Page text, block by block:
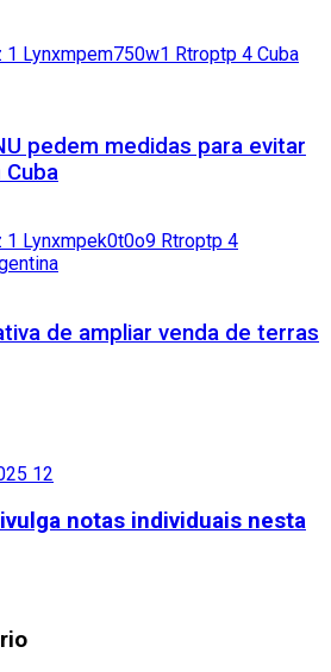
pedem medidas para evitar
Cuba
de ampliar venda de terras
notas individuais nesta